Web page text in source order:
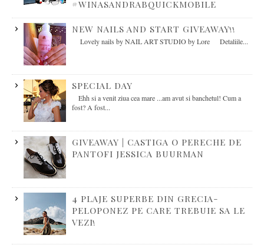
#WINASANDRABQUICKMOBILE
NEW NAILS AND START GIVEAWAY!!
Lovely nails by NAIL ART STUDIO by Lore Detaliile...
SPECIAL DAY
Ehh si a venit ziua cea mare ...am avut si banchetul! Cum a
fost? A fost...
GIVEAWAY | CASTIGA O PERECHE DE
PANTOFI JESSICA BUURMAN
4 PLAJE SUPERBE DIN GRECIA-
PELOPONEZ PE CARE TREBUIE SA LE
VEZI!